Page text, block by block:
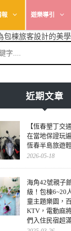
報 遊樂導引
包棟旅客設計的美
近期文章
【恆春墾丁交
在當地保證玩
恆春半島旅遊
2026-05-18
海角42號親子
級！包棟6~20
童主題樂園，
KTV，電動麻
們入住民宿超